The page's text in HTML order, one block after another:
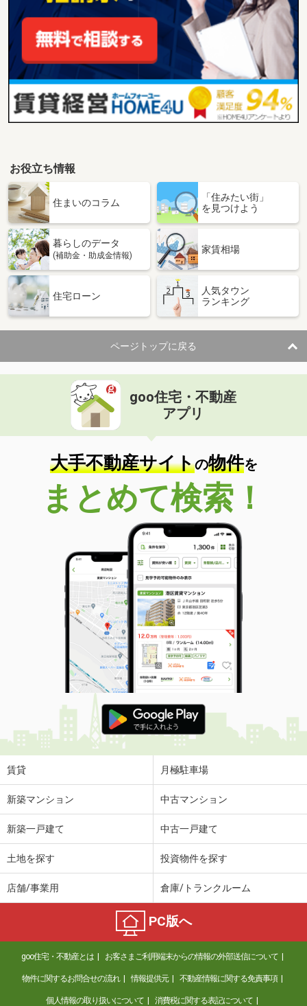
お役立ち情報
住まいのコラム
「住みたい街」
を見つけよう
暮らしのデータ
(補助金・助成金情報)
家賃相場
住宅ローン
人気タウン
ランキング
ページトップに戻る
goo住宅・不動産
アプリ
大手不動産サイトの物件を
まとめて検索！
賃貸 月極駐車場
新築マンション 中古マンション
新築一戸建て 中古一戸建て
土地を探す 投資物件を探す
店舗/事業用 倉庫/トランクルーム
PC版へ
goo住宅・不動産とは お客さまご利用端末からの情報の外部送信について
物件に関するお問合せの流れ 情報提供元 不動産情報に関する免責事項
個人情報の取り扱いについて 消費税に関する表記について